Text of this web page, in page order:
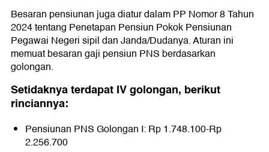
Besaran pensiunan juga diatur dalam PP Nomor 8 Tahun
2024 tentang Penetapan Pensiun Pokok Pensiunan
Pegawai Negeri sipil dan Janda/Dudanya. Aturan ini
memuat besaran gaji pensiun PNS berdasarkan
golongan.
Setidaknya terdapat IV golongan, berikut
rinciannya:
Pensiunan PNS Golongan I: Rp 1.748.100-Rp
2.256.700